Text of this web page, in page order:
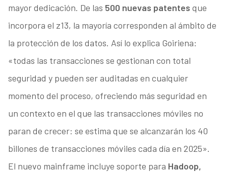
mayor dedicación. De las 500 nuevas patentes que
incorpora el z13, la mayoría corresponden al ámbito de
la protección de los datos. Así lo explica Goiriena:
«todas las transacciones se gestionan con total
seguridad y pueden ser auditadas en cualquier
momento del proceso, ofreciendo más seguridad en
un contexto en el que las transacciones móviles no
paran de crecer: se estima que se alcanzarán los 40
billones de transacciones móviles cada día en 2025».
El nuevo mainframe incluye soporte para Hadoop,